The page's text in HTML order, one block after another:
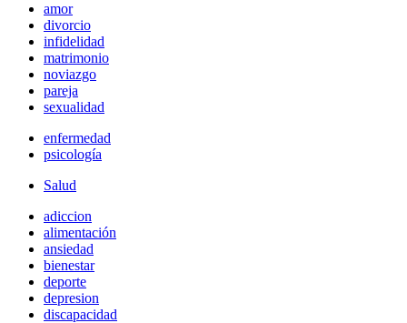
amor
divorcio
infidelidad
matrimonio
noviazgo
pareja
sexualidad
enfermedad
psicología
Salud
adiccion
alimentación
ansiedad
bienestar
deporte
depresion
discapacidad